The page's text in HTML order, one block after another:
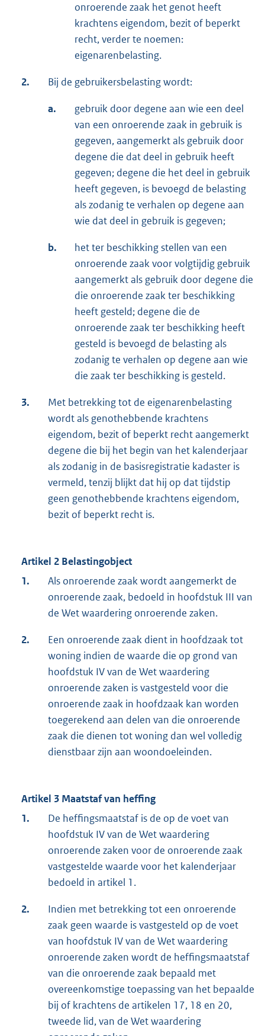
onroerende zaak het genot heeft
krachtens eigendom, bezit of beperkt
recht, verder te noemen:
eigenarenbelasting.
2. Bij de gebruikersbelasting wordt:
a.
gebruik door degene aan wie een deel
van een onroerende zaak in gebruik is
gegeven, aangemerkt als gebruik door
degene die dat deel in gebruik heeft
gegeven; degene die het deel in gebruik
heeft gegeven, is bevoegd de belasting
als zodanig te verhalen op degene aan
wie dat deel in gebruik is gegeven;
b.
het ter beschikking stellen van een
onroerende zaak voor volgtijdig gebruik
aangemerkt als gebruik door degene die
die onroerende zaak ter beschikking
heeft gesteld; degene die de
onroerende zaak ter beschikking heeft
gesteld is bevoegd de belasting als
zodanig te verhalen op degene aan wie
die zaak ter beschikking is gesteld.
3.
Met betrekking tot de eigenarenbelasting
wordt als genothebbende krachtens
eigendom, bezit of beperkt recht aangemerkt
degene die bij het begin van het kalenderjaar
als zodanig in de basisregistratie kadaster is
vermeld, tenzij blijkt dat hij op dat tijdstip
geen genothebbende krachtens eigendom,
bezit of beperkt recht is.
Artikel 2 Belastingobject
1.
Als onroerende zaak wordt aangemerkt de
onroerende zaak, bedoeld in hoofdstuk III van
de Wet waardering onroerende zaken.
2.
Een onroerende zaak dient in hoofdzaak tot
woning indien de waarde die op grond van
hoofdstuk IV van de Wet waardering
onroerende zaken is vastgesteld voor die
onroerende zaak in hoofdzaak kan worden
toegerekend aan delen van die onroerende
zaak die dienen tot woning dan wel volledig
dienstbaar zijn aan woondoeleinden.
Artikel 3 Maatstaf van heffing
1.
De heffingsmaatstaf is de op de voet van
hoofdstuk IV van de Wet waardering
onroerende zaken voor de onroerende zaak
vastgestelde waarde voor het kalenderjaar
bedoeld in artikel 1.
2.
Indien met betrekking tot een onroerende
zaak geen waarde is vastgesteld op de voet
van hoofdstuk IV van de Wet waardering
onroerende zaken wordt de heffingsmaatstaf
van die onroerende zaak bepaald met
overeenkomstige toepassing van het bepaalde
bij of krachtens de artikelen 17, 18 en 20,
tweede lid, van de Wet waardering